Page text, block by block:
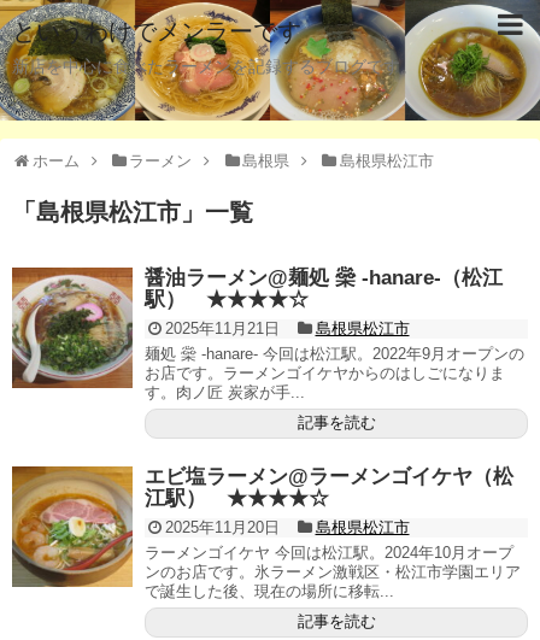
というわけでメンラーです
新店を中心に食べたラーメンを記録するブログです。
ホーム ラーメン 島根県 島根県松江市
「 島根県松江市 」 一覧
醤油ラーメン@麺処 橤 -hanare-（松江
駅） ★★★★☆
2025年11月21日
島根県松江市
麺処 橤 -hanare- 今回は松江駅。2022年9月オープンの
お店です。ラーメンゴイケヤからのはしごになりま
す。肉ノ匠 炭家が手...
記事を読む
エビ塩ラーメン@ラーメンゴイケヤ（松
江駅） ★★★★☆
2025年11月20日
島根県松江市
ラーメンゴイケヤ 今回は松江駅。2024年10月オープ
ンのお店です。氷ラーメン激戦区・松江市学園エリア
で誕生した後、現在の場所に移転...
記事を読む